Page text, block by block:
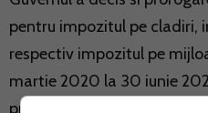
pentru impozitul pe cladiri,
respectiv impozitul pe
martie 2020 la 30 iunie
primi in continuare